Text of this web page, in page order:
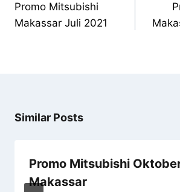
Promo Mitsubishi
Makassar Juli 2021
Similar Posts
Promo Mitsubishi
Makassar